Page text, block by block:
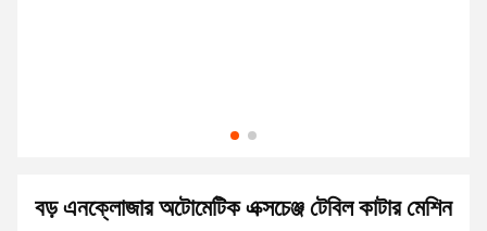
বড় এনক্লোজার অটোমেটিক এক্সচেঞ্জ টেবিল কাটার মেশিন